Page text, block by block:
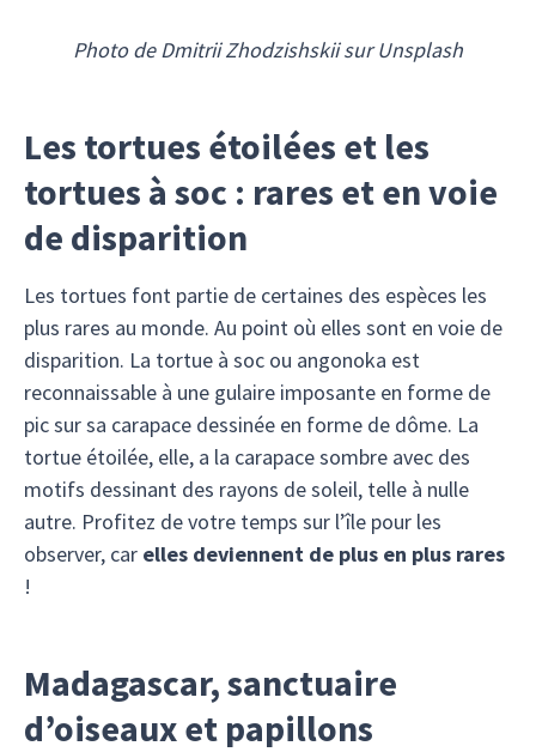
Photo de Dmitrii Zhodzishskii sur Unsplash
Les tortues étoilées et les
tortues à soc : rares et en voie
de disparition
Les tortues font partie de certaines des espèces les
plus rares au monde. Au point où elles sont en voie de
disparition. La tortue à soc ou angonoka est
reconnaissable à une gulaire imposante en forme de
pic sur sa carapace dessinée en forme de dôme. La
tortue étoilée, elle, a la carapace sombre avec des
motifs dessinant des rayons de soleil, telle à nulle
autre. Profitez de votre temps sur l’île pour les
observer, car elles deviennent de plus en plus rares
!
Madagascar, sanctuaire
d’oiseaux et papillons